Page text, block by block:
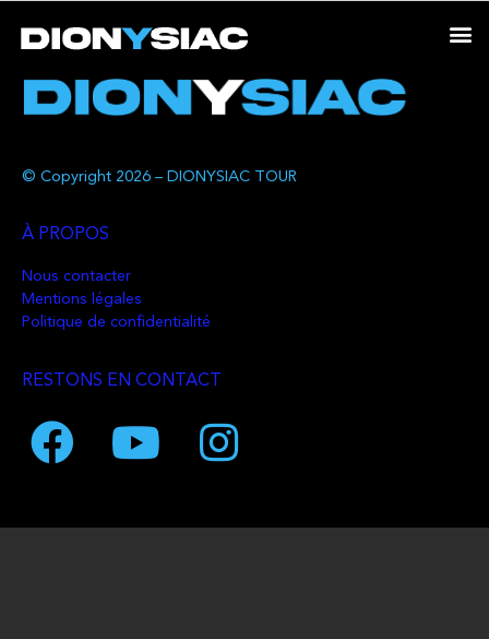
© Copyright 2026 – DIONYSIAC TOUR
À PROPOS
Nous contacter
Mentions légales
Politique de confidentialité
RESTONS EN CONTACT